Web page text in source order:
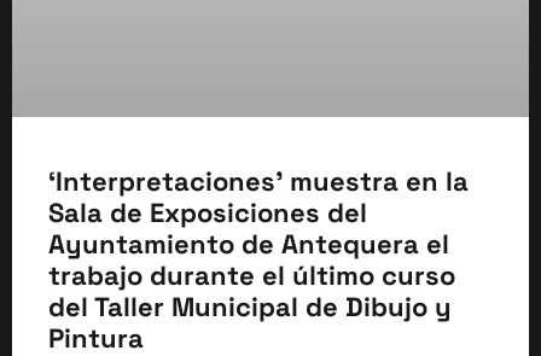
‘Interpretaciones’ muestra en la
Sala de Exposiciones del
Ayuntamiento de Antequera el
trabajo durante el último curso
del Taller Municipal de Dibujo y
Pintura